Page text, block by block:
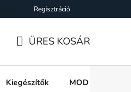
Elállás a Vásárlástol
Regisztráció
ÜRES KOSÁR
Kiegészítők MOD e cigi